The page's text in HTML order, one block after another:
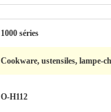
1000 séries
Cookware, ustensiles, lampe-
O-H112